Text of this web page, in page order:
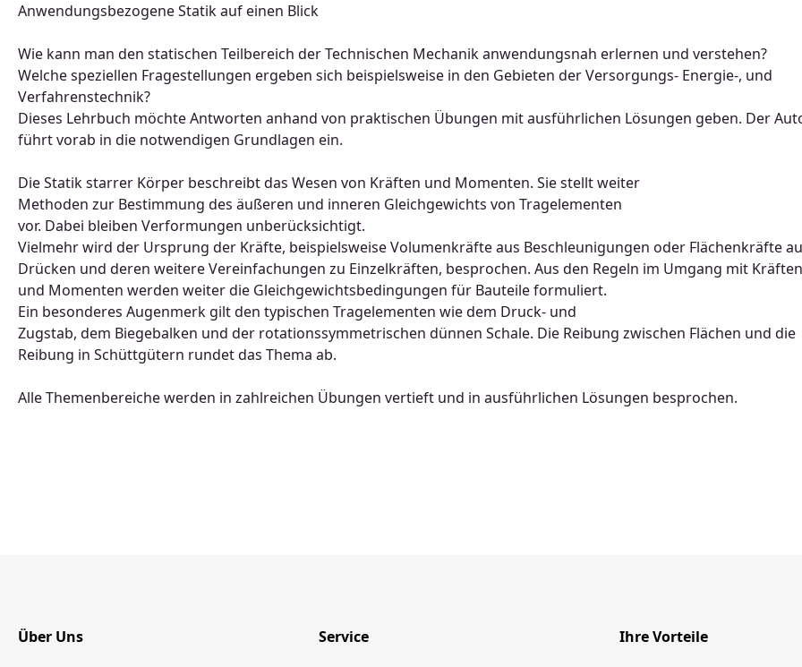
Anwendungsbezogene Statik auf einen Blick
Wie kann man den statischen Teilbereich der Technischen Mechanik anwendungsnah erlernen und verstehen?
Welche speziellen Fragestellungen ergeben sich beispielsweise in den Gebieten der Versorgungs- Energie-, und
Verfahrenstechnik?
Dieses Lehrbuch möchte Antworten anhand von praktischen Übungen mit ausführlichen Lösungen geben. Der
führt vorab in die notwendigen Grundlagen ein.
Die Statik starrer Körper beschreibt das Wesen von Kräften und Momenten. Sie stellt weiter
Methoden zur Bestimmung des äußeren und inneren Gleichgewichts von Tragelementen
vor. Dabei bleiben Verformungen unberücksichtigt.
Vielmehr wird der Ursprung der Kräfte, beispielsweise Volumenkräfte aus Beschleunigungen oder Flächenkräfte
Drücken und deren weitere Vereinfachungen zu Einzelkräften, besprochen. Aus den Regeln im Umgang mit Kräften
und Momenten werden weiter die Gleichgewichtsbedingungen für Bauteile formuliert.
Ein besonderes Augenmerk gilt den typischen Tragelementen wie dem Druck- und
Zugstab, dem Biegebalken und der rotationssymmetrischen dünnen Schale. Die Reibung zwischen Flächen und die
Reibung in Schüttgütern rundet das Thema ab.
Alle Themenbereiche werden in zahlreichen Übungen vertieft und in ausführlichen Lösungen besprochen.
Über Uns Service Ihre Vorteile